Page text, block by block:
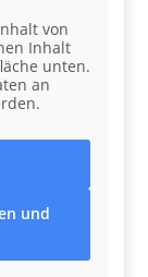
von
Inhalt
unten.
an
und